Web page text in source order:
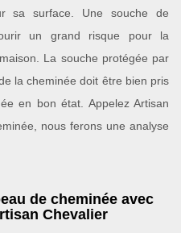
sa surface. Une souche de
un grand risque pour la
La souche protégée par
la cheminée doit être bien pris
en bon état. Appelez Artisan
nous ferons une analyse
de cheminée avec
Chevalier